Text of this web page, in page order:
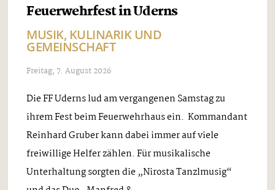
Feuerwehrfest in Uderns
MUSIK, KULINARIK UND
GEMEINSCHAFT
Freitag, 7. August 2026
Die FF Uderns lud am vergangenen Samstag zu
ihrem Fest beim Feuerwehrhaus ein. Kommandant
Reinhard Gruber kann dabei immer auf viele
freiwillige Helfer zählen. Für musikalische
Unterhaltung sorgten die „Nirosta Tanzlmusig“